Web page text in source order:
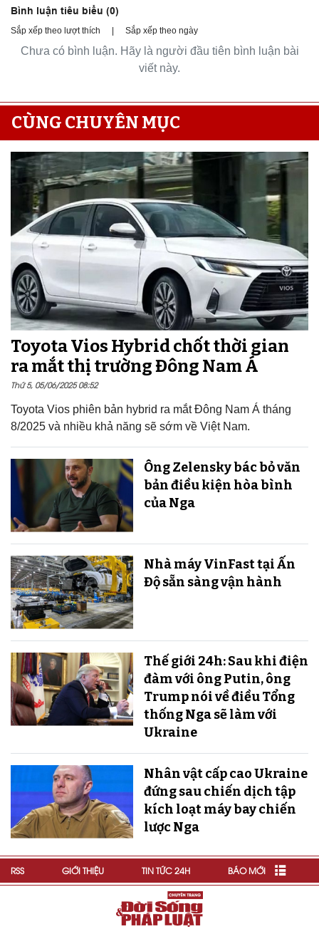
Bình luận tiêu biểu (0)
Sắp xếp theo lượt thích | Sắp xếp theo ngày
Chưa có bình luận. Hãy là người đầu tiên bình luận bài
viết này.
CÙNG CHUYÊN MỤC
Toyota Vios Hybrid chốt thời gian
ra mắt thị trường Đông Nam Á
Thứ 5, 05/06/2025 08:52
Toyota Vios phiên bản hybrid ra mắt Đông Nam Á tháng
8/2025 và nhiều khả năng sẽ sớm về Việt Nam.
Ông Zelensky bác bỏ văn
bản điều kiện hòa bình
của Nga
Nhà máy VinFast tại Ấn
Độ sẵn sàng v​​​​​​​ận hành
Thế giới 24h: Sau khi điện
đàm với ông Putin, ông
Trump nói về điều Tổng
thống Nga sẽ làm với
Ukraine
Nhân vật cấp cao Ukraine
đứng sau chiến dịch tập
kích loạt máy bay chiến
lược Nga
RSS GIỚI THIỆU TIN TỨC 24H BÁO MỚI